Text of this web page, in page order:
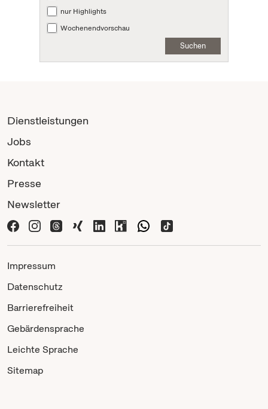
nur Highlights
Wochenendvorschau
Suchen
Dienstleistungen
Jobs
Kontakt
Presse
Newsletter
Impressum
Datenschutz
Barrierefreiheit
Gebärdensprache
Leichte Sprache
Sitemap